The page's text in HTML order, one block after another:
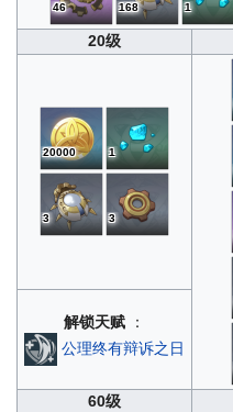
46 168 1
20级
20000 1
3 3
解锁天赋 ：
公理终有辩诉之日
60级